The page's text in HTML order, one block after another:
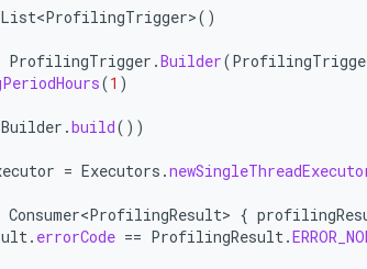
()
ProfilingTrigger .Builder(
(1 )
.build())
= Executors .
Consumer<ProfilingResult> {
. errorCode == ProfilingResult.